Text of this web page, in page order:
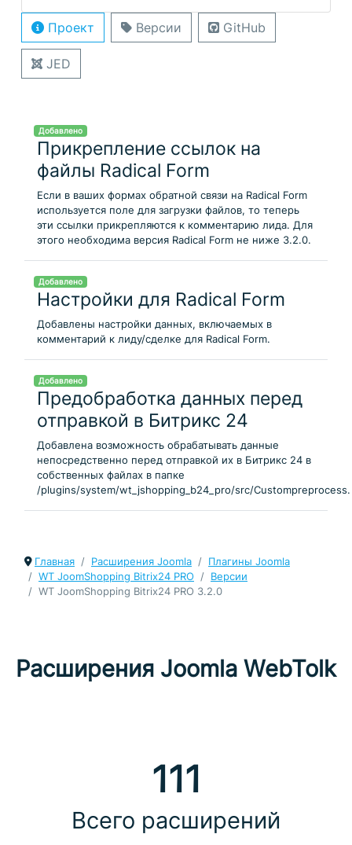
Проект Версии GitHub
JED
Добавлено
Прикрепление ссылок на
файлы Radical Form
Если в ваших формах обратной связи на Radical Form
используется поле для загрузки файлов, то теперь
эти ссылки прикрепляются к комментарию лида. Для
этого необходима версия Radical Form не ниже 3.2.0.
Добавлено
Настройки для Radical Form
Добавлены настройки данных, включаемых в
комментарий к лиду/сделке для Radical Form.
Добавлено
Предобработка данных перед
отправкой в Битрикс 24
Добавлена возможность обрабатывать данные
непосредственно перед отправкой их в Битрикс 24 в
собственных файлах в папке
/plugins/system/wt_jshopping_b24_pro/src/Custompreprocess.
Главная Расширения Joomla
Плагины Joomla
WT JoomShopping Bitrix24 PRO
Версии
WT JoomShopping Bitrix24 PRO 3.2.0
Расширения Joomla WebTolk
111
Всего расширений